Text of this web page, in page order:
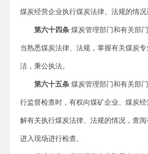
煤炭经营企业执行煤炭法律、法规的情况
第六十四条 煤炭管理部门和有关部
当熟悉煤炭法律、法规，掌握有关煤炭
洁，秉公执法。
第六十五条 煤炭管理部门和有关部
行监督检查时，有权向煤矿企业、煤炭
解有关执行煤炭法律、法规的情况，查
进入现场进行检查。